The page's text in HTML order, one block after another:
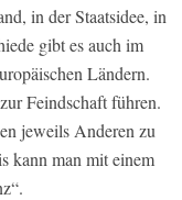
in der Staatsidee, in
gibt es auch im
Ländern.
Feindschaft führen.
jeweils Anderen zu
kann man mit einem